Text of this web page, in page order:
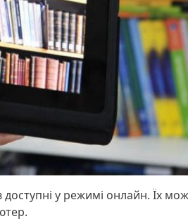
доступні у режимі онлайн. Їх